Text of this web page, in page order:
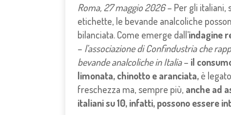
Roma, 27 maggio 2026– Per gli italiani,
etichette, le bevande analcoliche
bilanciata. Come emerge dall’indagine
– l’associazione di Confindustria che
bevande analcoliche in Italia– il
limonata, chinotto e aranciata,è
freschezza ma, sempre più, anche ad
italiani su 10, infatti, possono essere